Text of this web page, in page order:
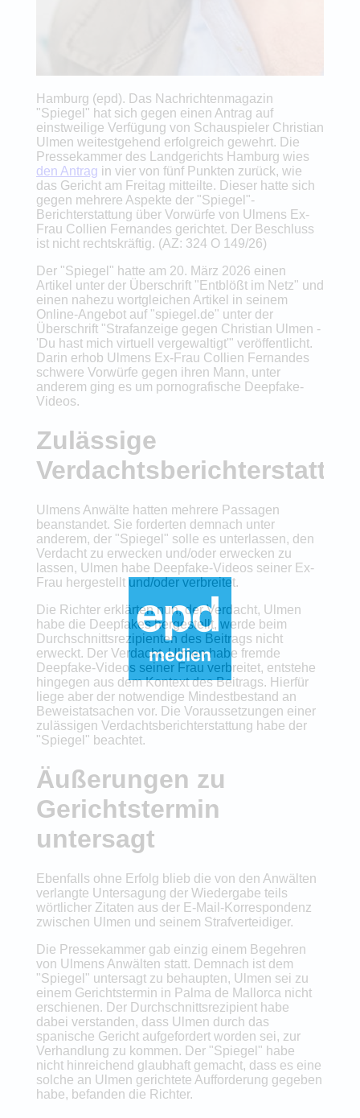
Hamburg (epd). Das Nachrichtenmagazin
"Spiegel" hat sich gegen einen Antrag auf
einstweilige Verfügung von Schauspieler Christian
Ulmen weitestgehend erfolgreich gewehrt. Die
Pressekammer des Landgerichts Hamburg wies
den Antrag in vier von fünf Punkten zurück, wie
das Gericht am Freitag mitteilte. Dieser hatte sich
gegen mehrere Aspekte der "Spiegel"-
Berichterstattung über Vorwürfe von Ulmens Ex-
Frau Collien Fernandes gerichtet. Der Beschluss
ist nicht rechtskräftig. (AZ: 324 O 149/26)
Der "Spiegel" hatte am 20. März 2026 einen
Artikel unter der Überschrift "Entblößt im Netz" und
einen nahezu wortgleichen Artikel in seinem
Online-Angebot auf "spiegel.de" unter der
Überschrift "Strafanzeige gegen Christian Ulmen -
'Du hast mich virtuell vergewaltigt'" veröffentlicht.
Darin erhob Ulmens Ex-Frau Collien Fernandes
schwere Vorwürfe gegen ihren Mann, unter
anderem ging es um pornografische Deepfake-
Videos.
Zulässige
Ulmens Anwälte hatten mehrere Passagen
beanstandet. Sie forderten demnach unter
anderem, der "Spiegel" solle es unterlassen, den
Verdacht zu erwecken und/oder erwecken zu
lassen, Ulmen habe Deepfake-Videos seiner Ex-
Frau hergestellt und/oder verbreitet.
Die Richter erklärten nun, der Verdacht, Ulmen
habe die Deepfakes hergestellt, werde beim
Durchschnittsrezipienten des Beitrags nicht
erweckt. Der Verdacht, Ulmen habe fremde
Deepfake-Videos seiner Frau verbreitet, entstehe
hingegen aus dem Kontext des Beitrags. Hierfür
liege aber der notwendige Mindestbestand an
Beweistatsachen vor. Die Voraussetzungen einer
zulässigen Verdachtsberichterstattung habe der
"Spiegel" beachtet.
Äußerungen zu
Gerichtstermin
untersagt
Ebenfalls ohne Erfolg blieb die von den Anwälten
verlangte Untersagung der Wiedergabe teils
wörtlicher Zitaten aus der E-Mail-Korrespondenz
zwischen Ulmen und seinem Strafverteidiger.
Die Pressekammer gab einzig einem Begehren
von Ulmens Anwälten statt. Demnach ist dem
"Spiegel" untersagt zu behaupten, Ulmen sei zu
einem Gerichtstermin in Palma de Mallorca nicht
erschienen. Der Durchschnittsrezipient habe
dabei verstanden, dass Ulmen durch das
spanische Gericht aufgefordert worden sei, zur
Verhandlung zu kommen. Der "Spiegel" habe
nicht hinreichend glaubhaft gemacht, dass es eine
solche an Ulmen gerichtete Aufforderung gegeben
habe, befanden die Richter.